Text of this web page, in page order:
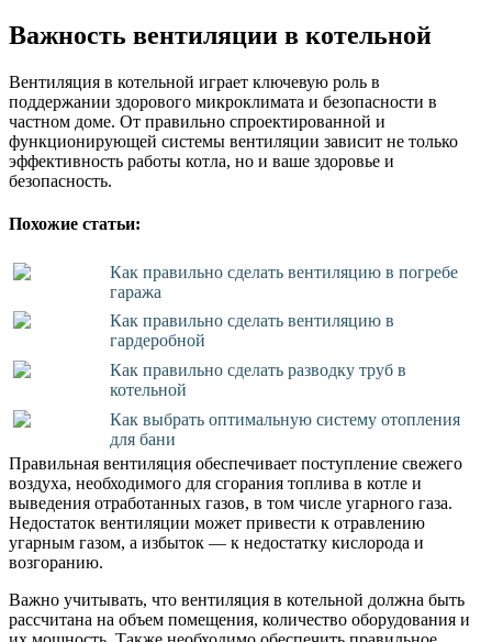
Важность вентиляции в котельной
Вентиляция в котельной играет ключевую роль в
поддержании здорового микроклимата и безопасности в
частном доме. От правильно спроектированной и
функционирующей системы вентиляции зависит не только
эффективность работы котла, но и ваше здоровье и
безопасность.
Похожие статьи:
Как правильно сделать вентиляцию в погребе
гаража
Как правильно сделать вентиляцию в
гардеробной
Как правильно сделать разводку труб в
котельной
Как выбрать оптимальную систему отопления
для бани
Правильная вентиляция обеспечивает поступление свежего
воздуха, необходимого для сгорания топлива в котле и
выведения отработанных газов, в том числе угарного газа.
Недостаток вентиляции может привести к отравлению
угарным газом, а избыток — к недостатку кислорода и
возгоранию.
Важно учитывать, что вентиляция в котельной должна быть
рассчитана на объем помещения, количество оборудования и